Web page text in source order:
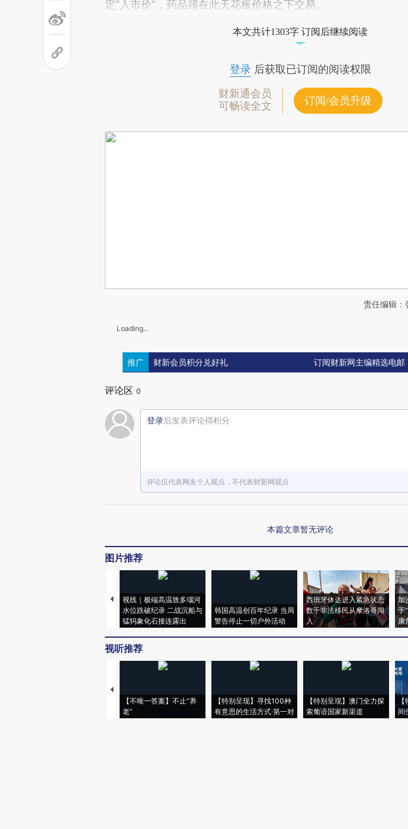
定“入市价”，药品须在此天花板价格之下交易。
本文共计1303字 订阅后继续阅读
登录后获取已订阅的阅读权限
财新通会员
可畅读全文
订阅/会员升级
责任编辑：
Loading...
推广 财新会员积分兑好礼 订阅财新网主编精选电邮
评论区 0
登录后发表评论得积分
评论仅代表网友个人观点，不代表财新网观点
本篇文章暂无评论
图片推荐
视线｜极端高温致多瑙河
水位跌破纪录 二战沉船与
猛犸象化石接连露出
韩国高温创百年纪录 当局
警告停止一切户外活动
西班牙休达进入紧急状态
数千非法移民从摩洛哥闯
入
加
于
康
视听推荐
【不唯一答案】不止“养
老”
【特别呈现】寻找100种
有意思的生活方式·第一对
【特别呈现】澳门全力探
索葡语国家新渠道
间